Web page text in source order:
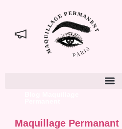
Maquillage Permanant